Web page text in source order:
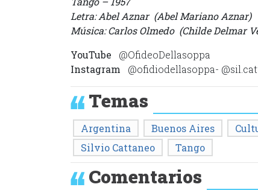
Letra: Abel Aznar (Abel Mariano Aznar)
Música: Carlos Olmedo (Childe Delmar
YouTube @OfideoDellasoppa
Instagram @ofidiodellasoppa-
Temas
Argentina Buenos Aires
Silvio Cattaneo
Tango
Comentarios